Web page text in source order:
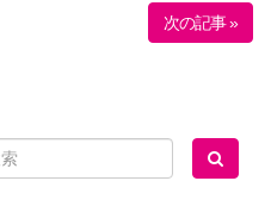
次の記事 »